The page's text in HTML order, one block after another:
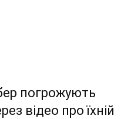
погрожують
відео про їхній